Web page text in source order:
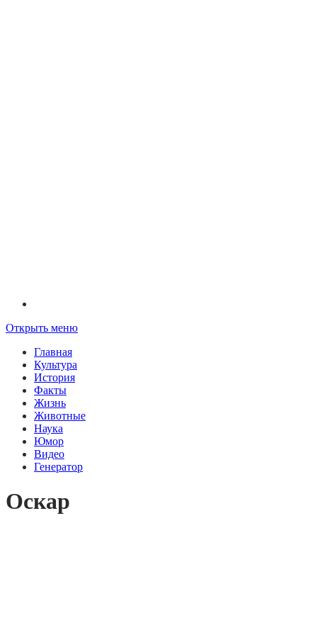
Открыть меню
Главная
Культура
История
Факты
Жизнь
Животные
Наука
Юмор
Видео
Генератор
Оскар